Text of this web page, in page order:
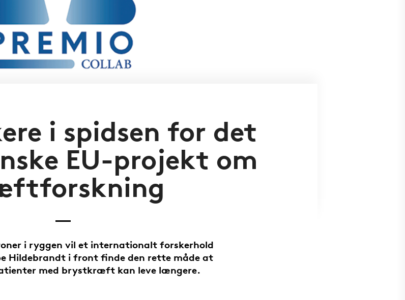
i spidsen for det
EU-projekt om
i ryggen vil et internationalt forskerhold
Hildebrandt i front finde den rette måde at
med brystkræft kan leve længere.